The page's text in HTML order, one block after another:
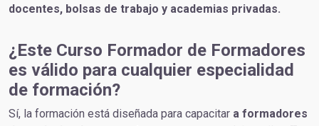
docentes, bolsas de trabajo y academias privadas.
¿Este Curso Formador de Formadores
es válido para cualquier especialidad
de formación?
Sí, la formación está diseñada para capacitar a formadores